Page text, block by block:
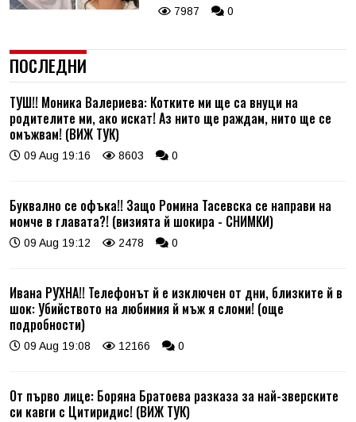
7987 0
ПОСЛЕДНИ
ТУШ!! Моника Валериева: Котките ми ще са внуци на
родителите ми, ако искат! Аз нито ще раждам, нито ще се
омъжвам! (ВИЖ ТУК)
09 Aug 19:16 8603 0
Буквално се офъка!! Защо Ромина Тасевска се направи на
момче в главата?! (визията й шокира - СНИМКИ)
09 Aug 19:12 2478 0
Ивана РУХНА!! Телефонът й е изключен от дни, близките й в
шок: Убийството на любимия й мъж я сломи! (още
подробности)
09 Aug 19:08 12166 0
От първо лице: Боряна Братоева разказа за най-зверските
си кавги с Цитиридис! (ВИЖ ТУК)